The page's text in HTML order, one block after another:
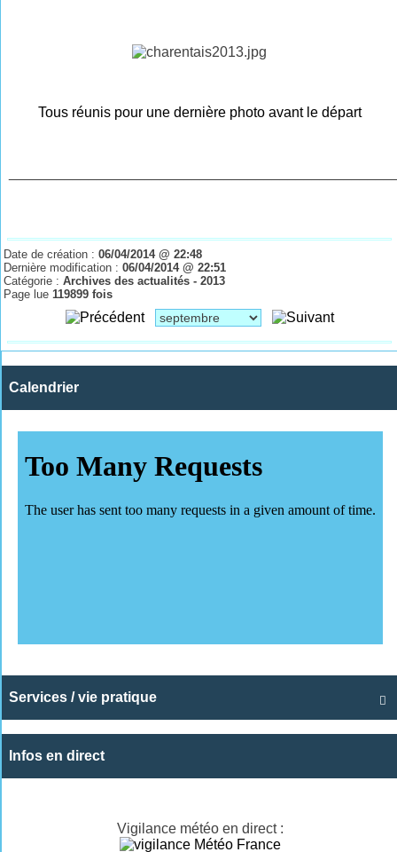
Tous réunis pour une dernière photo avant le départ
Date de création :06/04/2014 @ 22:48
Dernière modification :06/04/2014 @ 22:51
Catégorie :Archives des actualités - 2013
Page lue 119899 fois
Calendrier

Services / vie pratique
Infos en direct
Vigilance météo en direct :